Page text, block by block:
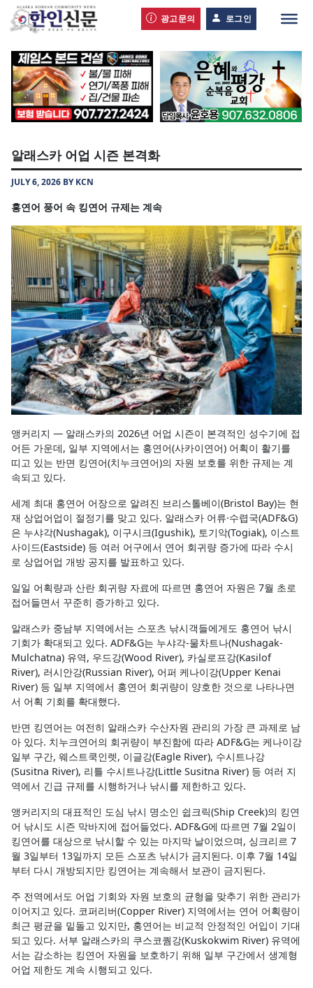
광고문의 로그인
알래스카 어업 시즌 본격화
JULY 6, 2026 BY KCN
홍연어 풍어 속 킹연어 규제는 계속
앵커리지 — 알래스카의 2026년 어업 시즌이 본격적인 성수기에 접
어든 가운데, 일부 지역에서는 홍연어(사카이연어) 어획이 활기를
띠고 있는 반면 킹연어(치누크연어)의 자원 보호를 위한 규제는 계
속되고 있다.
세계 최대 홍연어 어장으로 알려진 브리스톨베이(Bristol Bay)는 현
재 상업어업이 절정기를 맞고 있다. 알래스카 어류·수렵국(ADF&G)
은 누샤각(Nushagak), 이구시크(Igushik), 토기악(Togiak), 이스트
사이드(Eastside) 등 여러 어구에서 연어 회귀량 증가에 따라 수시
로 상업어업 개방 공지를 발표하고 있다.
일일 어획량과 산란 회귀량 자료에 따르면 홍연어 자원은 7월 초로
접어들면서 꾸준히 증가하고 있다.
알래스카 중남부 지역에서는 스포츠 낚시객들에게도 홍연어 낚시
기회가 확대되고 있다. ADF&G는 누샤각-물차트나(Nushagak-
Mulchatna) 유역, 우드강(Wood River), 카실로프강(Kasilof
River), 러시안강(Russian River), 어퍼 케나이강(Upper Kenai
River) 등 일부 지역에서 홍연어 회귀량이 양호한 것으로 나타나면
서 어획 기회를 확대했다.
반면 킹연어는 여전히 알래스카 수산자원 관리의 가장 큰 과제로 남
아 있다. 치누크연어의 회귀량이 부진함에 따라 ADF&G는 케나이강
일부 구간, 웨스트쿡인렛, 이글강(Eagle River), 수시트나강
(Susitna River), 리틀 수시트나강(Little Susitna River) 등 여러 지
역에서 긴급 규제를 시행하거나 낚시를 제한하고 있다.
앵커리지의 대표적인 도심 낚시 명소인 쉽크릭(Ship Creek)의 킹연
어 낚시도 시즌 막바지에 접어들었다. ADF&G에 따르면 7월 2일이
킹연어를 대상으로 낚시할 수 있는 마지막 날이었으며, 싱크리르 7
월 3일부터 13일까지 모든 스포츠 낚시가 금지된다. 이후 7월 14일
부터 다시 개방되지만 킹연어는 계속해서 보관이 금지된다.
주 전역에서도 어업 기회와 자원 보호의 균형을 맞추기 위한 관리가
이어지고 있다. 코퍼리버(Copper River) 지역에서는 연어 어획량이
최근 평균을 밑돌고 있지만, 홍연어는 비교적 안정적인 어입이 기대
되고 있다. 서부 알래스카의 쿠스코퀌강(Kuskokwim River) 유역에
서는 감소하는 킹연어 자원을 보호하기 위해 일부 구간에서 생계형
어업 제한도 계속 시행되고 있다.